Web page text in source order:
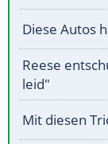
Diese Autos
Reese
leid"
Mit diesen